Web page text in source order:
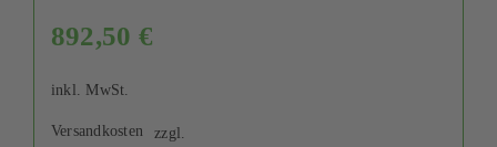
892,50 €
inkl. MwSt.
zzgl.
Versandkosten